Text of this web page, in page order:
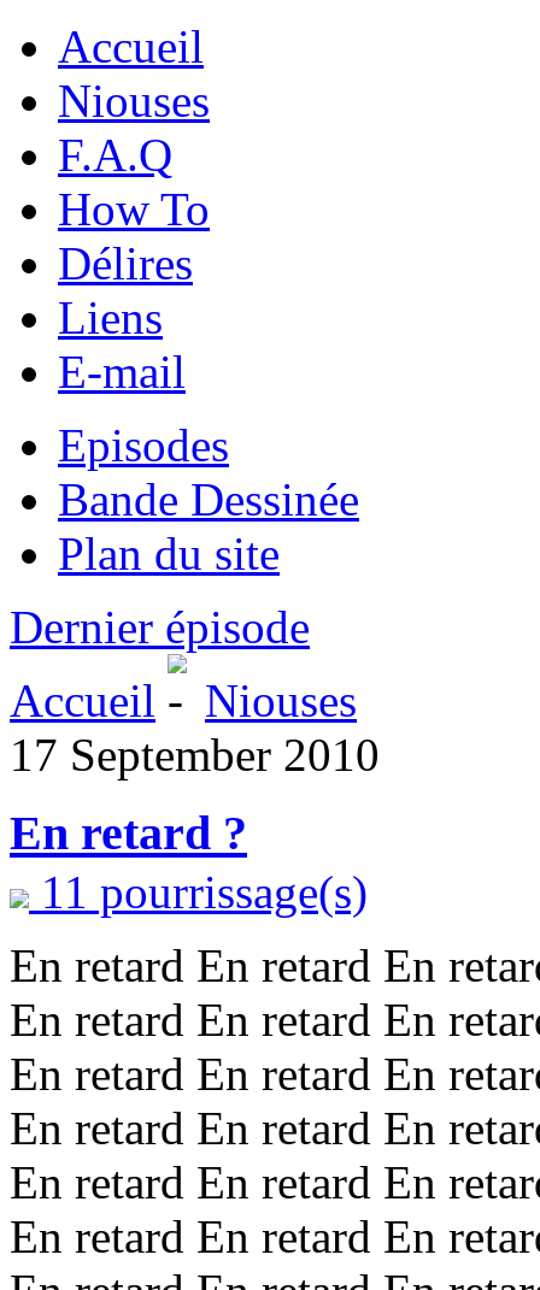
Accueil
Niouses
F.A.Q
How To
Délires
Liens
E-mail
Episodes
Bande Dessinée
Plan du site
Dernier épisode
Accueil
Niouses
17 September 2010
En retard ?
11 pourrissage(s)
En retard En retard En
En retard En retard En
En retard En retard En
En retard En retard En
En retard En retard En
En retard En retard En